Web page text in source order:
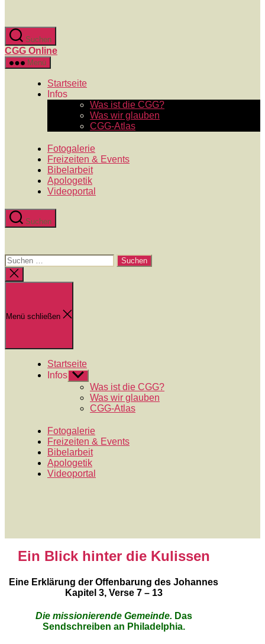
springen
Suchen
CGG Online
Menü
Startseite
Infos
Was ist die CGG?
Was wir glauben
CGG-Atlas
Fotogalerie
Freizeiten & Events
Bibelarbeit
Apologetik
Videoportal
Suchen
Suchen
nach:
Suche
schließen
Menü schließen
Startseite
Infos Untermenü
anzeigenWas ist die CGG?
Was wir glauben
CGG-Atlas
Fotogalerie
Freizeiten & Events
Bibelarbeit
Apologetik
Videoportal
Ein Blick hinter die Kulissen
Eine Erklärung der Offenbarung des Johannes
Kapitel 3, Verse 7 – 13
Die missionierende Gemeinde. Das
Sendschreiben an Philadelphia.